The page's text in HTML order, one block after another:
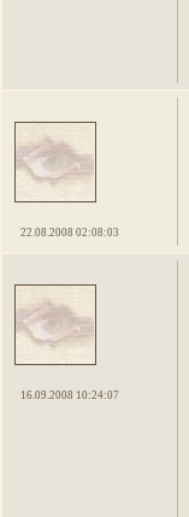
22.08.2008 02:08:03
16.09.2008 10:24:07